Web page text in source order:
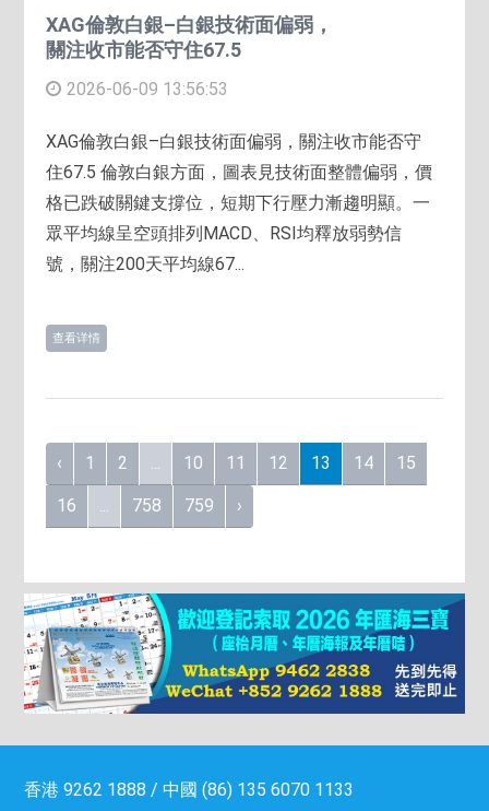
XAG倫敦白銀–白銀技術面偏弱，
關注收市能否守住67.5
2026-06-09 13:56:53
XAG倫敦白銀–白銀技術面偏弱，關注收市能否守
住67.5 倫敦白銀方面，圖表見技術面整體偏弱，價
格已跌破關鍵支撐位，短期下行壓力漸趨明顯。一
眾平均線呈空頭排列MACD、RSI均釋放弱勢信
號，關注200天平均線67...
查看详情
‹ 1 2 ... 10 11 12 13 14 15
16 ... 758 759 ›
香港 9262 1888 / 中國 (86) 135 6070 1133